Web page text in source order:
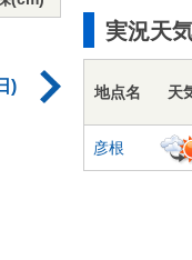
)
東
家
28
実況天
地点名 天
彦根